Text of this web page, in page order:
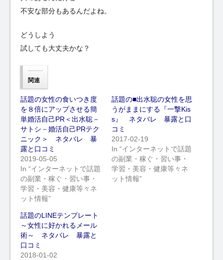
不安な部分もあるんだよね。
どうしよう
試しても大丈夫かな？
関連
話題の女性の食いつき度
を８倍にアップさせる簡
単婚活自己PR＜出水聡－
サトシ－婚活自己PRテク
ニック＞ ネタバレ 暴
露と口コミ
2019-05-05
In “インターネットで話題
の副業・稼ぐ・習い事・
学習・美容・健康等々ネ
ット情報”
話題の■出水聡の女性を思
うがままにする『一撃Kis
s』 ネタバレ 暴露と口
コミ
2017-02-19
In “インターネットで話題
の副業・稼ぐ・習い事・
学習・美容・健康等々ネ
ット情報”
話題のLINEテンプレート
～女性に好かれるメール
術～ ネタバレ 暴露と
口コミ
2018-01-02